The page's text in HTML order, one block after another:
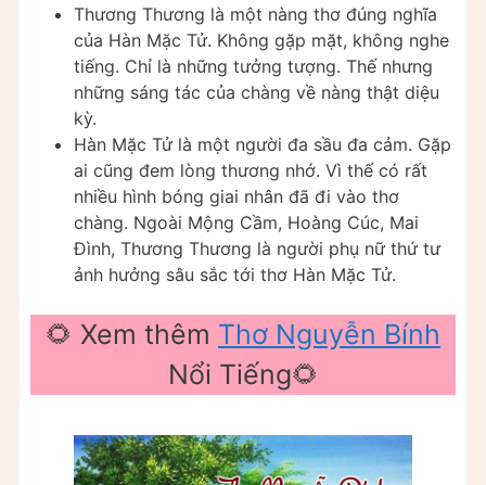
Thương Thương là một nàng thơ đúng nghĩa
của Hàn Mặc Tử. Không gặp mặt, không nghe
tiếng. Chỉ là những tưởng tượng. Thế nhưng
những sáng tác của chàng về nàng thật diệu
kỳ.
Hàn Mặc Tử là một người đa sầu đa cảm. Gặp
ai cũng đem lòng thương nhớ. Vì thế có rất
nhiều hình bóng giai nhân đã đi vào thơ
chàng. Ngoài Mộng Cầm, Hoàng Cúc, Mai
Đình, Thương Thương là người phụ nữ thứ tư
ảnh hưởng sâu sắc tới thơ Hàn Mặc Tử.
🌻 Xem thêm Thơ Nguyễn Bính
Nổi Tiếng🌻